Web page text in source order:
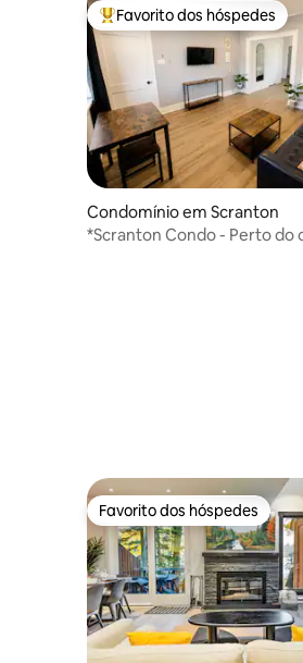
Favoritos dos hóspedes
Favorito dos hóspedes
Condomínio em Scranton
*Scranton Condo - Perto do
Favorito dos hóspedes
Favorito dos hóspedes